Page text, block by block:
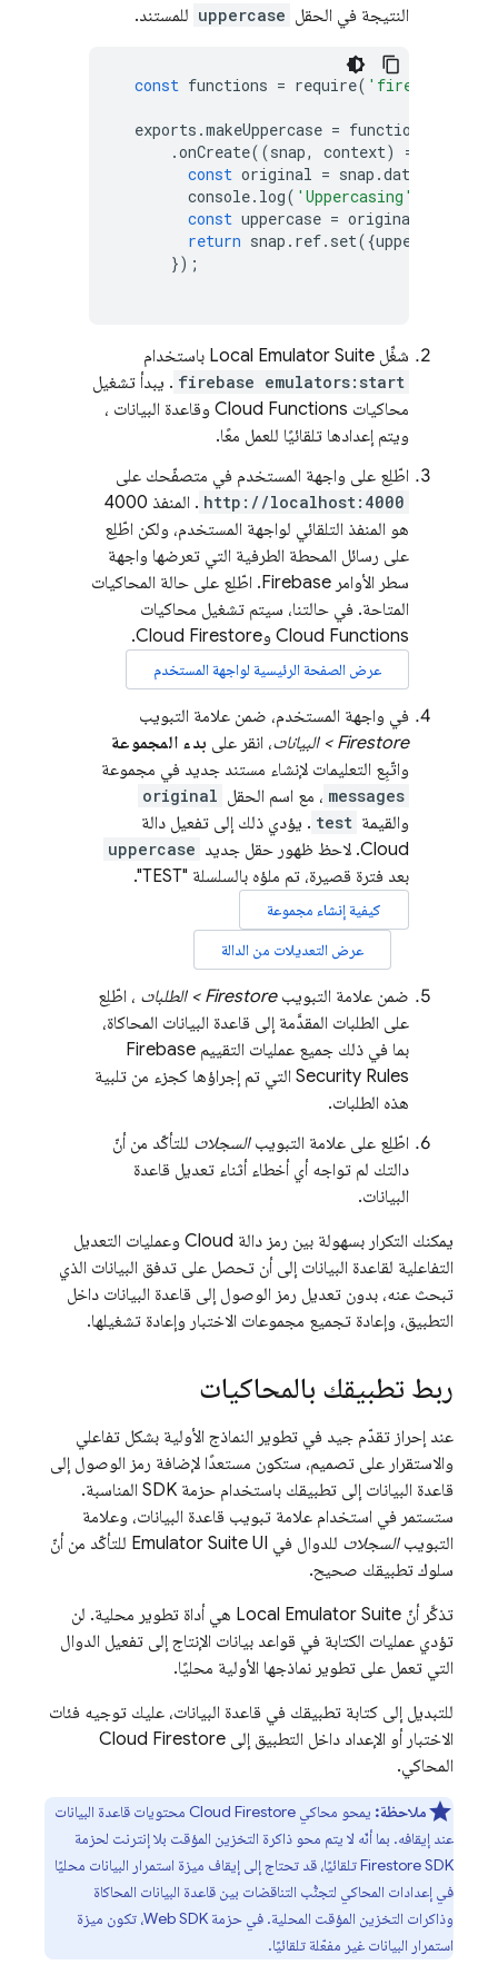
النتيجة في الحقل uppercase للمستند.
const functions = require( 'firebase-
exports .makeUppercase = functions
.onCreate((snap, context) =>
const original = snap .data
console. log( 'Uppercasing'
const uppercase = original
return snap . ref. set({uppercase
});
شغِّل Local Emulator Suite باستخدام
firebase emulators:start . يبدأ تشغيل
محاكيات Cloud Functions وقاعدة البيانات ،
ويتم إعدادها تلقائيًا للعمل معًا.
اطّلِع على واجهة المستخدم في متصفّحك على
http://localhost:4000
. المنفذ 4000
هو المنفذ التلقائي لواجهة المستخدم، ولكن اطّلِع
على رسائل المحطة الطرفية التي تعرضها واجهة
سطر الأوامر Firebase. اطّلِع على حالة المحاكيات
المتاحة. في حالتنا، سيتم تشغيل محاكيات
Cloud Functions وCloud Firestore
.
عرض الصفحة الرئيسية لواجهة المستخدم
في واجهة المستخدم، ضمن علامة التبويب
Firestore > البيانات
، انقر على بدء المجموعة
واتّبِع التعليمات لإنشاء مستند جديد في مجموعة
messages ، مع اسم الحقل original
والقيمة test . يؤدي ذلك إلى تفعيل دالة
Cloud. لاحظ ظهور حقل جديد
uppercase
بعد فترة قصيرة، تم ملؤه بالسلسلة "TEST".
كيفية إنشاء مجموعة
عرض التعديلات من الدالة
ضمن علامة التبويبFirestore > الطلبات
، اطّلِع
على الطلبات المقدَّمة إلى قاعدة البيانات المحاكاة،
بما في ذلك جميع عمليات التقييم Firebase
Security Rules التي تم إجراؤها كجزء من تلبية
هذه الطلبات.
اطّلِع على علامة التبويبالسجلات للتأكّد من أنّ
دالتك لم تواجه أي أخطاء أثناء تعديل قاعدة
البيانات.
يمكنك التكرار بسهولة بين رمز دالة Cloud وعمليات التعديل
التفاعلية لقاعدة البيانات إلى أن تحصل على تدفق البيانات الذي
تبحث عنه، بدون تعديل رمز الوصول إلى قاعدة البيانات داخل
التطبيق، وإعادة تجميع مجموعات الاختبار وإعادة تشغيلها.
ربط تطبيقك بالمحاكيات
عند إحراز تقدّم جيد في تطوير النماذج الأولية بشكل تفاعلي
والاستقرار على تصميم، ستكون مستعدًا لإضافة رمز الوصول إلى
قاعدة البيانات إلى تطبيقك باستخدام حزمة SDK المناسبة.
ستستمر في استخدام علامة تبويب قاعدة البيانات، وعلامة
التبويبالسجلات للدوال في Emulator Suite UI للتأكّد من أنّ
سلوك تطبيقك صحيح.
تذكَّر أنّ Local Emulator Suite هي أداة تطوير محلية. لن
تؤدي عمليات الكتابة في قواعد بيانات الإنتاج إلى تفعيل الدوال
التي تعمل على تطوير نماذجها الأولية محليًا.
للتبديل إلى كتابة تطبيقك في قاعدة البيانات، عليك توجيه فئات
الاختبار أو الإعداد داخل التطبيق إلى Cloud Firestore
المحاكي.
ملاحظة: يمحو محاكي Cloud Firestore محتويات قاعدة البيانات
عند إيقافه. بما أنّه لا يتم محو ذاكرة التخزين المؤقت بلا إنترنت لحزمة
Firestore SDK تلقائيًا، قد تحتاج إلى إيقاف ميزة استمرار البيانات محليًا
في إعدادات المحاكي لتجنُّب التناقضات بين قاعدة البيانات المحاكاة
وذاكرات التخزين المؤقت المحلية. في حزمة Web SDK، تكون ميزة
استمرار البيانات غير مفعّلة تلقائيًا.